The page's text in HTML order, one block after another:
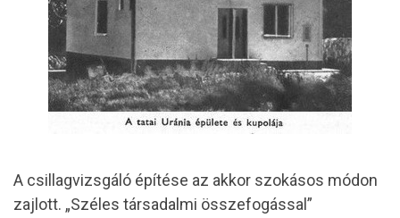
A csillagvizsgáló építése az akkor szokásos módon
zajlott. „Széles társadalmi összefogással”